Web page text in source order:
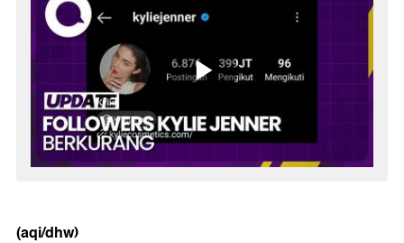
(aqi/dhw)